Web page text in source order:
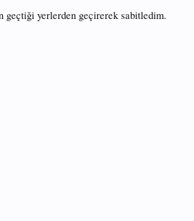
geçtiği yerlerden geçirerek sabitledim.